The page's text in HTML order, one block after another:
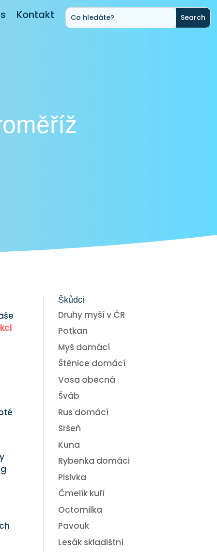
Kontakt
Škůdci
Druhy myší v ČR
Potkan
Myš domácí
Štěnice domácí
Vosa obecná
Šváb
Rus domácí
Sršeň
Kuna
Rybenka domáci
Pisivka
Čmelík kuří
Octomilka
Pavouk
Lesák skladištní